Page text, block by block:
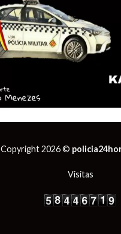
Copyright 2026 ©
Visitas